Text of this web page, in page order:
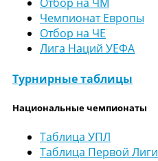
Чемпионат Европы
Отбор на ЧЕ
Лига Наций УЕФА
Турнирные таблицы
Национальные чемпионаты
Таблица УПЛ
Таблица Первой Лиги